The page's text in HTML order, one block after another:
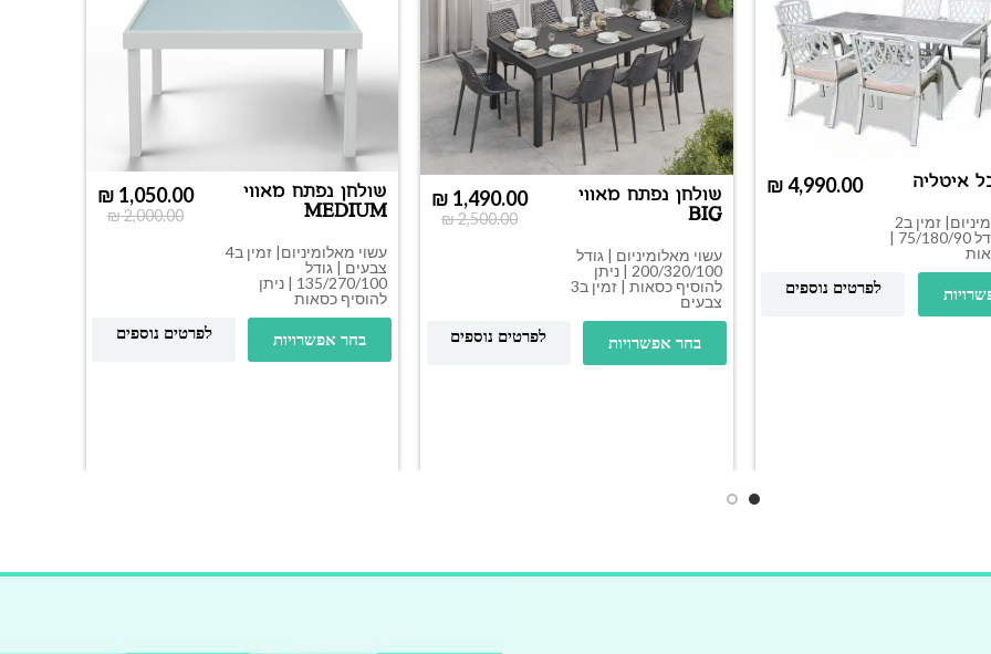
איטליה
עשוי מאלומיניום| זמין ב2
צבעים | גודל 75/180/90 |
₪
לפרטים נוספים
שולחן נפתח מאווי
BIG
עשוי מאלומיניום | גודל
200/320/100 | ניתן
להוסיף כסאות | זמין ב3
צבעים
₪2,500.00
₪ 1,490.00
בחר אפשרויות לפרטים נוספים
שולחן נפתח מאווי
MEDIUM
עשוי מאלומיניום| זמין ב4
צבעים | גודל
135/270/100 | ניתן
להוסיף כסאות
₪2,000.00
₪ 1,050.00
בחר אפשרויות לפרטים נוספים